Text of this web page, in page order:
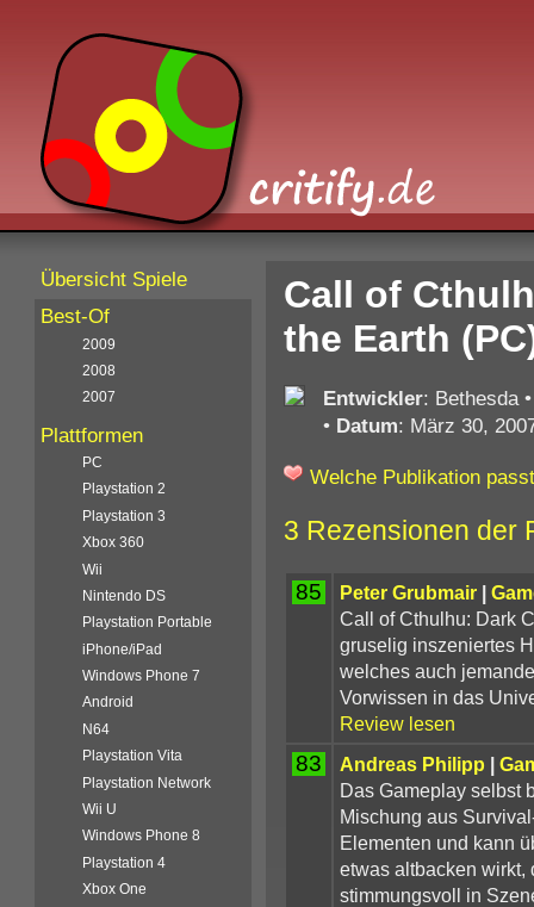
Call of
the Earth
Entwickler: Bethesda
• Datum: März 30,
Welche Publikation
3 Rezensionen der
85 Peter Grubmair|
Call of Cthulhu: Dark
gruselig inszeniertes
welches auch
Vorwissen in das
Review lesen
83 Andreas Philipp |
Das Gameplay selbst
Mischung aus
Elementen und kann
etwas altbacken wirkt,
stimmungsvoll in
Übersicht Spiele
Best-Of
2009
2008
2007
Plattformen
PC
Playstation 2
Playstation 3
Xbox 360
Wii
Nintendo DS
Playstation Portable
iPhone/iPad
Windows Phone 7
Android
N64
Playstation Vita
Playstation Network
Wii U
Windows Phone 8
Playstation 4
Xbox One